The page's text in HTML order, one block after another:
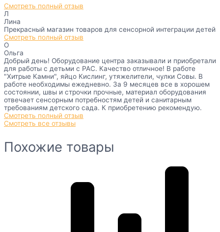
Смотреть полный отзыв
Л
Лина
Прекрасный магазин товаров для сенсорной интеграции детей
Смотреть полный отзыв
О
Ольга
Добрый день! Оборудование центра заказывали и приобретали
для работы с детьми с РАС. Качество отличное! В работе
"Хитрые Камни", яйцо Кислинг, утяжелители, чулки Совы. В
работе необходимы ежедневно. За 9 месяцев все в хорошем
состоянии, швы и строчки прочные, материал оборудования
отвечает сенсорным потребностям детей и санитарным
требованиям детского сада. К приобретению рекомендую.
Смотреть полный отзыв
Смотреть все отзывы
Похожие товары